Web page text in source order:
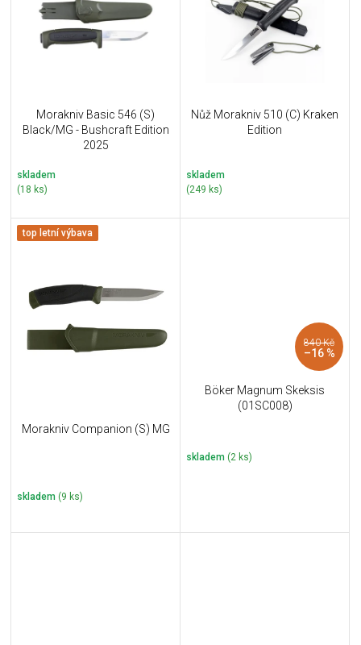
Morakniv Basic 546 (S)
Black/MG - Bushcraft Edition
2025
skladem
(18 ks)
Nůž Morakniv 510 (C) Kraken
Edition
skladem
(249 ks)
top letní výbava
Morakniv Companion (S) MG
skladem (9 ks)
840 Kč
–16 %
Böker Magnum Skeksis
(01SC008)
skladem (2 ks)